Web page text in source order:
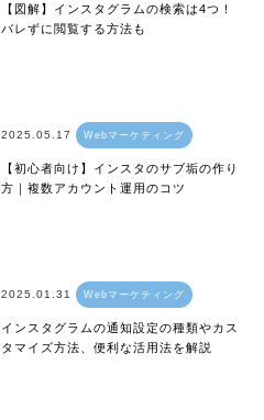
【図解】インスタグラムの検索は4つ！
バレずに閲覧する方法も
2025.05.17 Webマーケティング
【初心者向け】インスタのサブ垢の作り
方｜複数アカウント運用のコツ
2025.01.31 Webマーケティング
インスタグラムの通知設定の種類やカス
タマイズ方法、便利な活用法を解説